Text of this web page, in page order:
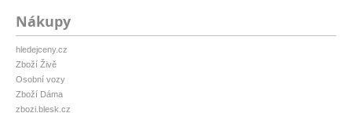
Nákupy
hledejceny.cz
Zboží Živě
Osobní vozy
Zboží Dáma
zbozi.blesk.cz